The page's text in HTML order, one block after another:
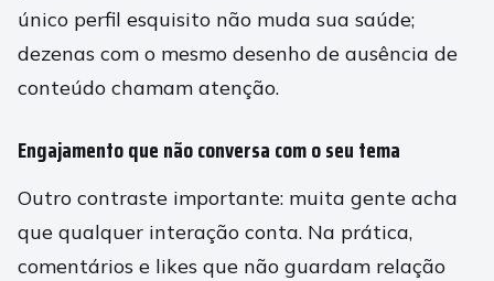
único perfil esquisito não muda sua saúde;
dezenas com o mesmo desenho de ausência de
conteúdo chamam atenção.
Engajamento que não conversa com o seu tema
Outro contraste importante: muita gente acha
que qualquer interação conta. Na prática,
comentários e likes que não guardam relação